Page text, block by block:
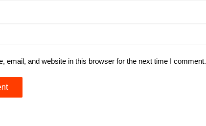
email, and website in this browser for the next time I comment.